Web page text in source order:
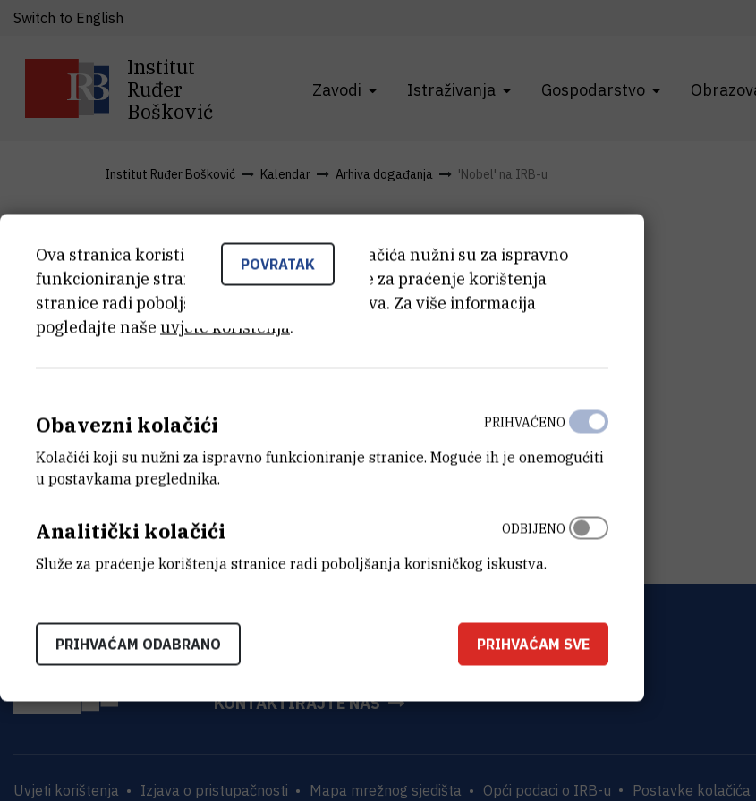
Institut
Ruđer
Bošković
Zavodi Istraživanja Gospodarstvo
Switch to English
Institut Ruđer Bošković Kalendar Arhiva događanja 'Nobel' na IRB-u
'Nobel' na IRB-u
INSTITUT RUĐER BOŠKOVIĆ
KONTAKTIRAJTE NAS
Uvjeti korištenja Izjava o pristupačnosti Mapa mrežnog sjedišta Opći podaci o IRB-u Postavke kolačića
POVRATAK
Ova stranica koristi kolačiće. Neki od tih kolačića nužni su za ispravno
funkcioniranje stranice, dok se drugi koriste za praćenje korištenja
stranice radi poboljšanja korisničkog iskustva. Za više informacija
pogledajte naše uvjete korištenja.
Obavezni kolačići
Kolačići koji su nužni za ispravno funkcioniranje stranice. Moguće ih je onemogućiti
u postavkama preglednika.
PRIHVAĆENO
Analitički kolačići
Služe za praćenje korištenja stranice radi poboljšanja korisničkog iskustva.
ODBIJENO
PRIHVAĆAM ODABRANO PRIHVAĆAM SVE